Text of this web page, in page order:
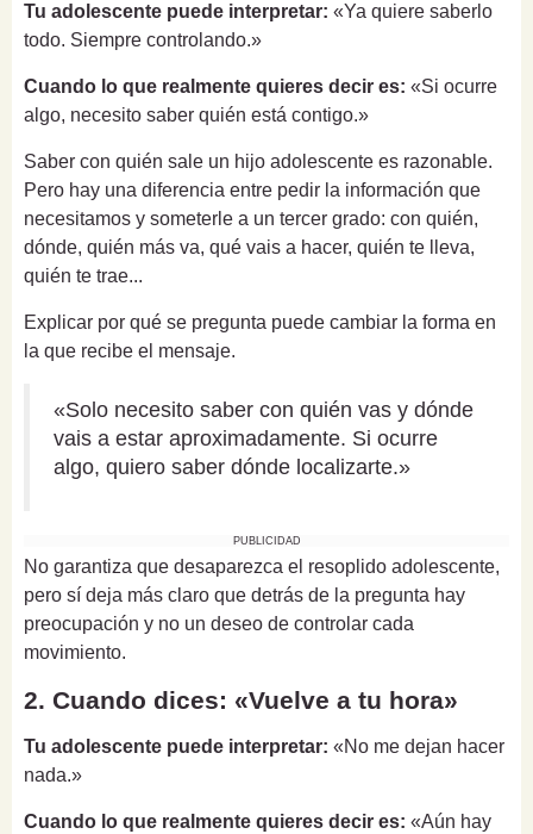
Tu adolescente puede interpretar: «Ya quiere saberlo
todo. Siempre controlando.»
Cuando lo que realmente quieres decir es: «Si ocurre
algo, necesito saber quién está contigo.»
Saber con quién sale un hijo adolescente es razonable.
Pero hay una diferencia entre pedir la información que
necesitamos y someterle a un tercer grado: con quién,
dónde, quién más va, qué vais a hacer, quién te lleva,
quién te trae...
Explicar por qué se pregunta puede cambiar la forma en
la que recibe el mensaje.
«Solo necesito saber con quién vas y dónde
vais a estar aproximadamente. Si ocurre
algo, quiero saber dónde localizarte.»
PUBLICIDAD
No garantiza que desaparezca el resoplido adolescente,
pero sí deja más claro que detrás de la pregunta hay
preocupación y no un deseo de controlar cada
movimiento.
2. Cuando dices: «Vuelve a tu hora»
Tu adolescente puede interpretar: «No me dejan hacer
nada.»
Cuando lo que realmente quieres decir es: «Aún hay